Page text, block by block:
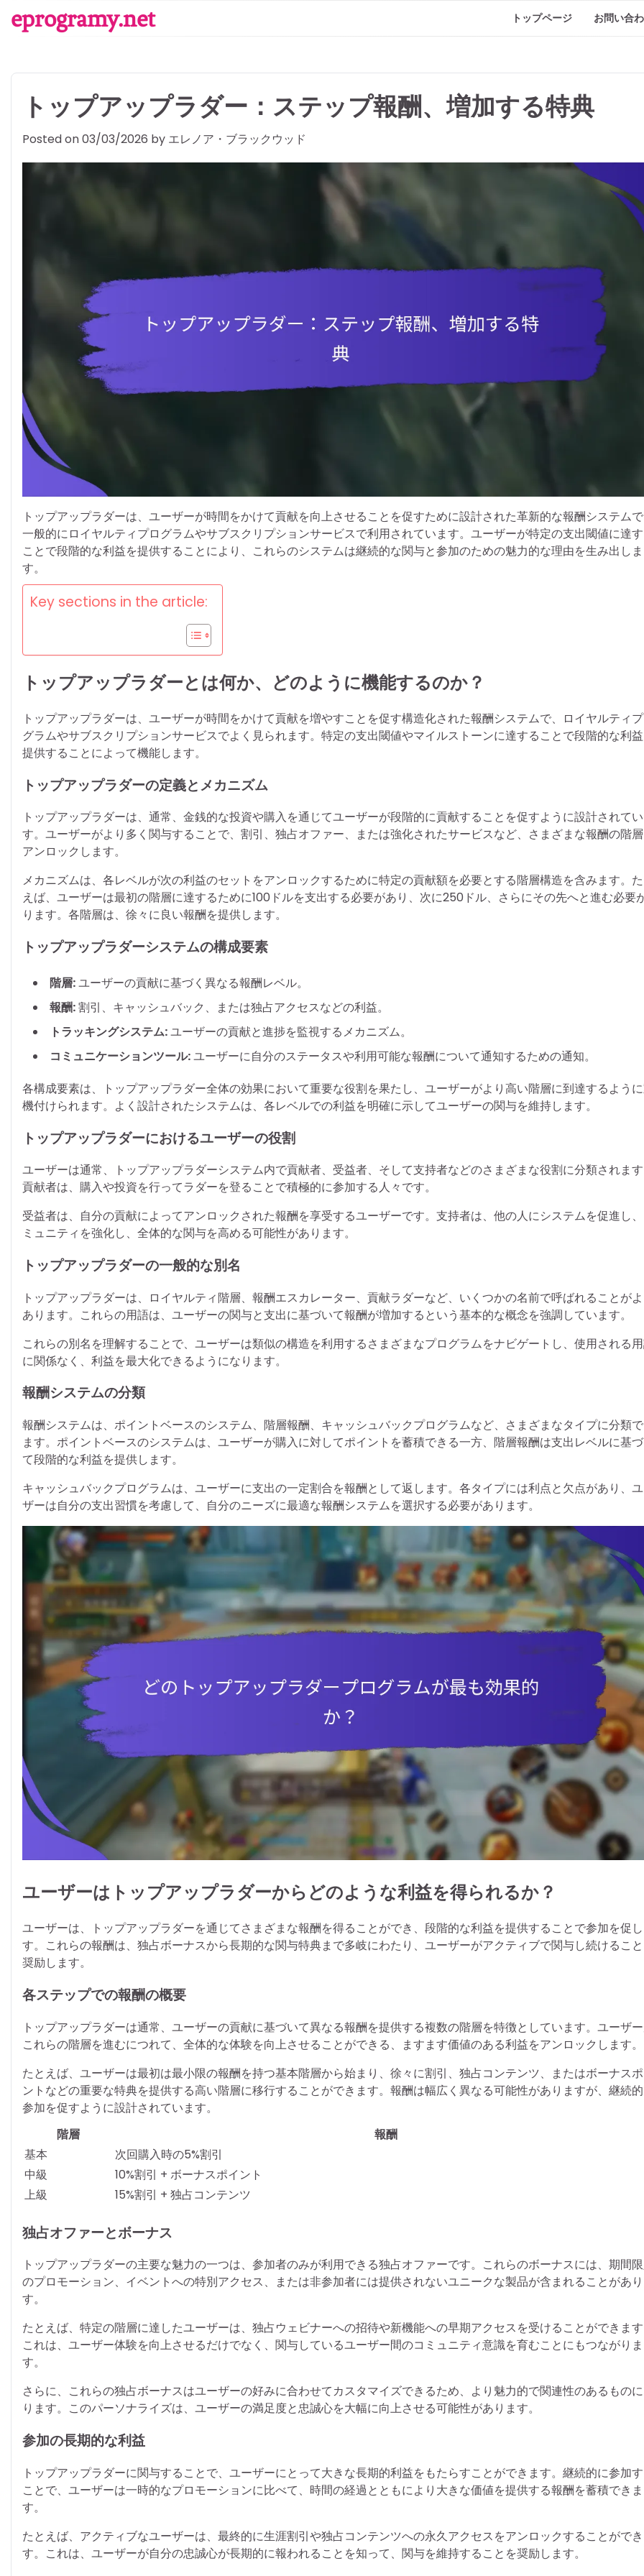
eprogramy.net トップページ お問い合
トップアップラダー：ステップ報酬、増加する特典
Posted on03/03/2026 by エレノア・ブラックウッド
トップアップラダーは、ユーザーが時間をかけて貢献を向上させることを促すために設計された革新的な報酬システム
一般的にロイヤルティプログラムやサブスクリプションサービスで利用されています。ユーザーが特定の支出閾値に達
ことで段階的な利益を提供することにより、これらのシステムは継続的な関与と参加のための魅力的な理由を生み出しま
す。
Key sections in the article:
トップアップラダーとは何か、どのように機能するのか？
トップアップラダーは、ユーザーが時間をかけて貢献を増やすことを促す構造化された報酬システムで、ロイヤルティ
グラムやサブスクリプションサービスでよく見られます。特定の支出閾値やマイルストーンに達することで段階的な利
提供することによって機能します。
トップアップラダーの定義とメカニズム
トップアップラダーは、通常、金銭的な投資や購入を通じてユーザーが段階的に貢献することを促すように設計されて
す。ユーザーがより多く関与することで、割引、独占オファー、または強化されたサービスなど、さまざまな報酬の階
アンロックします。
メカニズムは、各レベルが次の利益のセットをアンロックするために特定の貢献額を必要とする階層構造を含みます。
えば、ユーザーは最初の階層に達するために100ドルを支出する必要があり、次に250ドル、さらにその先へと進む必要
ります。各階層は、徐々に良い報酬を提供します。
トップアップラダーシステムの構成要素
階層:ユーザーの貢献に基づく異なる報酬レベル。
報酬:割引、キャッシュバック、または独占アクセスなどの利益。
トラッキングシステム:ユーザーの貢献と進捗を監視するメカニズム。
コミュニケーションツール:ユーザーに自分のステータスや利用可能な報酬について通知するための通知。
各構成要素は、トップアップラダー全体の効果において重要な役割を果たし、ユーザーがより高い階層に到達するよう
機付けられます。よく設計されたシステムは、各レベルでの利益を明確に示してユーザーの関与を維持します。
トップアップラダーにおけるユーザーの役割
ユーザーは通常、トップアップラダーシステム内で貢献者、受益者、そして支持者などのさまざまな役割に分類されま
貢献者は、購入や投資を行ってラダーを登ることで積極的に参加する人々です。
受益者は、自分の貢献によってアンロックされた報酬を享受するユーザーです。支持者は、他の人にシステムを促進し
ミュニティを強化し、全体的な関与を高める可能性があります。
トップアップラダーの一般的な別名
トップアップラダーは、ロイヤルティ階層、報酬エスカレーター、貢献ラダーなど、いくつかの名前で呼ばれることが
あります。これらの用語は、ユーザーの関与と支出に基づいて報酬が増加するという基本的な概念を強調しています。
これらの別名を理解することで、ユーザーは類似の構造を利用するさまざまなプログラムをナビゲートし、使用される
に関係なく、利益を最大化できるようになります。
報酬システムの分類
報酬システムは、ポイントベースのシステム、階層報酬、キャッシュバックプログラムなど、さまざまなタイプに分類
ます。ポイントベースのシステムは、ユーザーが購入に対してポイントを蓄積できる一方、階層報酬は支出レベルに基
て段階的な利益を提供します。
キャッシュバックプログラムは、ユーザーに支出の一定割合を報酬として返します。各タイプには利点と欠点があり、
ザーは自分の支出習慣を考慮して、自分のニーズに最適な報酬システムを選択する必要があります。
ユーザーはトップアップラダーからどのような利益を得られるか？
ユーザーは、トップアップラダーを通じてさまざまな報酬を得ることができ、段階的な利益を提供することで参加を促
す。これらの報酬は、独占ボーナスから長期的な関与特典まで多岐にわたり、ユーザーがアクティブで関与し続けるこ
奨励します。
各ステップでの報酬の概要
トップアップラダーは通常、ユーザーの貢献に基づいて異なる報酬を提供する複数の階層を特徴としています。ユーザ
これらの階層を進むにつれて、全体的な体験を向上させることができる、ますます価値のある利益をアンロックします。
たとえば、ユーザーは最初は最小限の報酬を持つ基本階層から始まり、徐々に割引、独占コンテンツ、またはボーナス
ントなどの重要な特典を提供する高い階層に移行することができます。報酬は幅広く異なる可能性がありますが、継続
参加を促すように設計されています。
階層
報酬
基本
次回購入時の5%割引
中級
10%割引 + ボーナスポイント
上級
15%割引 + 独占コンテンツ
独占オファーとボーナス
トップアップラダーの主要な魅力の一つは、参加者のみが利用できる独占オファーです。これらのボーナスには、期間
のプロモーション、イベントへの特別アクセス、または非参加者には提供されないユニークな製品が含まれることがあ
す。
たとえば、特定の階層に達したユーザーは、独占ウェビナーへの招待や新機能への早期アクセスを受けることができま
これは、ユーザー体験を向上させるだけでなく、関与しているユーザー間のコミュニティ意識を育むことにもつながりま
す。
さらに、これらの独占ボーナスはユーザーの好みに合わせてカスタマイズできるため、より魅力的で関連性のあるもの
ります。このパーソナライズは、ユーザーの満足度と忠誠心を大幅に向上させる可能性があります。
参加の長期的な利益
トップアップラダーに関与することで、ユーザーにとって大きな長期的利益をもたらすことができます。継続的に参加
ことで、ユーザーは一時的なプロモーションに比べて、時間の経過とともにより大きな価値を提供する報酬を蓄積できま
す。
たとえば、アクティブなユーザーは、最終的に生涯割引や独占コンテンツへの永久アクセスをアンロックすることがで
す。これは、ユーザーが自分の忠誠心が長期的に報われることを知って、関与を維持することを奨励します。